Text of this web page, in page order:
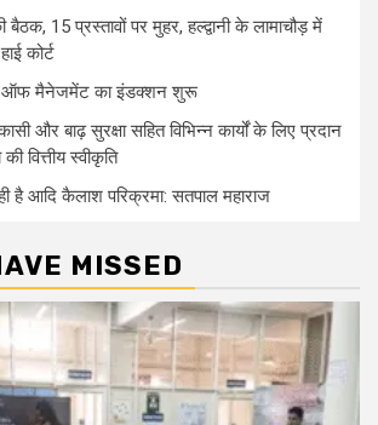
बैठक, 15 प्रस्तावों पर मुहर, हल्द्वानी के लामाचौड़ में
कोर्ट
ऑफ मैनेजमेंट का इंडक्शन शुरू
और बाढ़ सुरक्षा सहित विभिन्न कार्यों के लिए प्रदान
वित्तीय स्वीकृति
है आदि कैलाश परिक्रमा: सतपाल महाराज
MISSED